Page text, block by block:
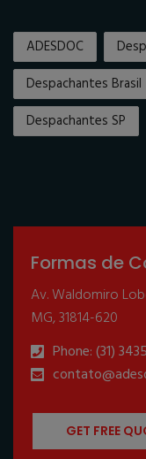
ADESDOC
Despachantes Brasil
Despachantes SP
Formas de
Av. Waldomiro
MG, 31814-620
Phone: (31)
GET FREE